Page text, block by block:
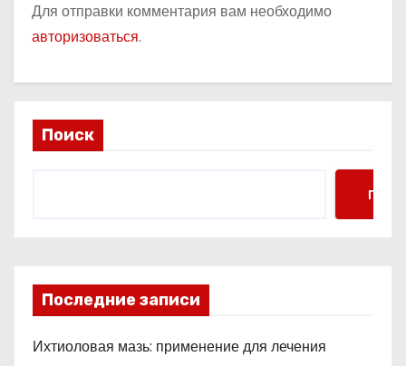
Для отправки комментария вам необходимо
авторизоваться.
Поиск
Поиск
Последние записи
Ихтиоловая мазь: применение для лечения